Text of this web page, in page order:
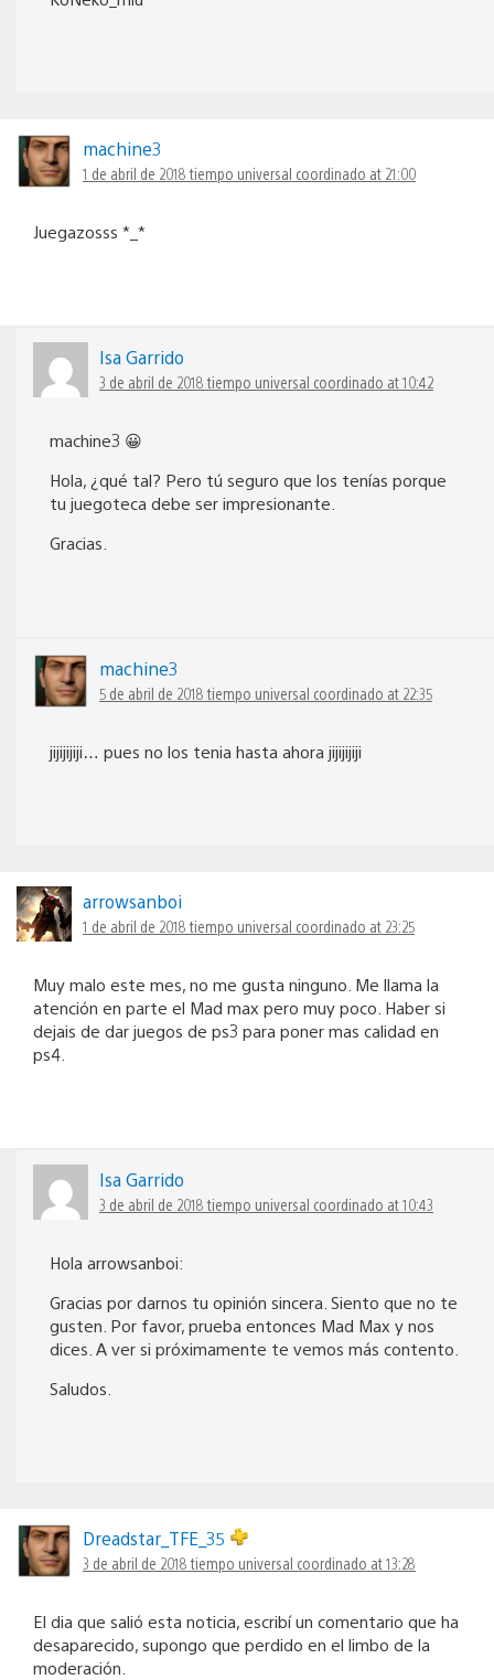
machine3
1 de abril de 2018 tiempo universal coordinado at 21:00
Juegazosss *_*
Isa Garrido
3 de abril de 2018 tiempo universal coordinado at 10:42
machine3 😀
Hola, ¿qué tal? Pero tú seguro que los tenías porque
tu juegoteca debe ser impresionante.
Gracias.
machine3
5 de abril de 2018 tiempo universal coordinado at 22:35
jijijijiji… pues no los tenia hasta ahora jijijijiji
arrowsanboi
1 de abril de 2018 tiempo universal coordinado at 23:25
Muy malo este mes, no me gusta ninguno. Me llama la
atención en parte el Mad max pero muy poco. Haber si
dejais de dar juegos de ps3 para poner mas calidad en
ps4.
Isa Garrido
3 de abril de 2018 tiempo universal coordinado at 10:43
Hola arrowsanboi:
Gracias por darnos tu opinión sincera. Siento que no te
gusten. Por favor, prueba entonces Mad Max y nos
dices. A ver si próximamente te vemos más contento.
Saludos.
Dreadstar_TFE_35
3 de abril de 2018 tiempo universal coordinado at 13:28
El dia que salió esta noticia, escribí un comentario que ha
desaparecido, supongo que perdido en el limbo de la
moderación.